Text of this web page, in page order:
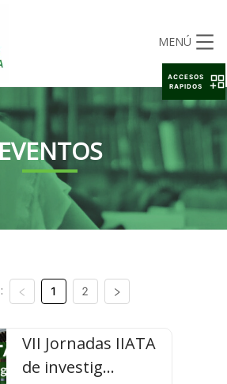
MENÚ
EVENTOS
1 2
VII Jornadas IIATA
de investig...
ACCESOS
RAPIDOS